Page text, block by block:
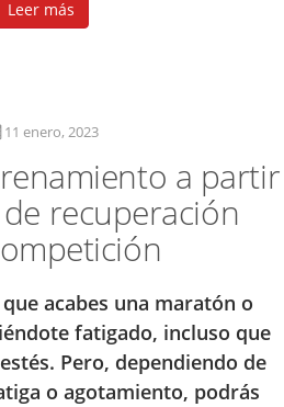
Leer más
11 enero, 2023
a partir
recuperación
acabes una maratón o
fatigado, incluso que
Pero, dependiendo de
o agotamiento, podrás